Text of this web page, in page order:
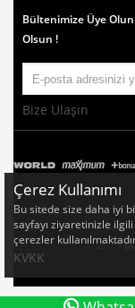
Bültenimize Üye
Olsun !
Bize Ulaşın
© 2019
Çerez Kullanımı
Bu sitede size daha iyi
sayfayı ziyaretinizle
çerezler
KVKK